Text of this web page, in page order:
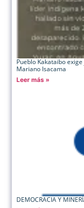
Pueblo Kakataibo
Mariano Isacama
Leer más »
DEMOCRACIA Y